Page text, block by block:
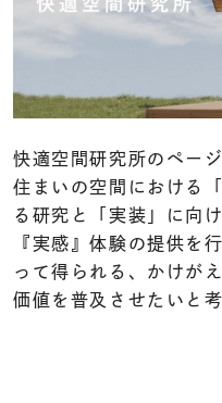
快適空間研究所のペー
住まいの空間における
る研究と「実装」に向
『実感』体験の提供を
って得られる、かけが
価値を普及させたいと